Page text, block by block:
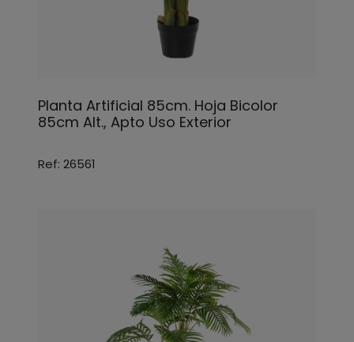
Planta Artificial 85cm. Hoja Bicolor
85cm Alt., Apto Uso Exterior
Ref: 26561